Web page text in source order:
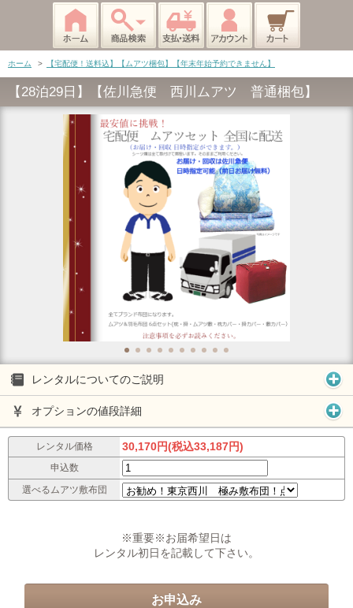
ホーム > 【宅配便！送料込】【ムアツ梱包】【年末年始予約できません】
【28泊29日】【佐川急便 西川ムアツ 普通梱包】
レンタルについてのご説明
オプションの値段詳細
レンタル価格 30,170円(税込33,187円)
申込数
選べるムアツ敷布団
※重要※お届希望日は
レンタル初日を記載して下さい。